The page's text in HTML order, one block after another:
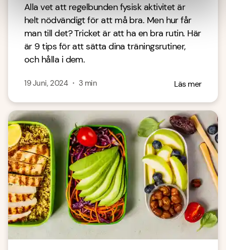
Alla vet att regelbunden fysisk aktivitet är
helt nödvändigt för att må bra. Men hur får
man till det? Tricket är att ha en bra rutin. Här
är 9 tips för att sätta dina träningsrutiner,
och hålla i dem.
19 Juni, 2024・ 3 min Läs mer